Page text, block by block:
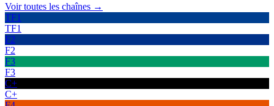
Voir toutes les chaînes →
TF1
TF1
F2
F2
F3
F3
C+
C+